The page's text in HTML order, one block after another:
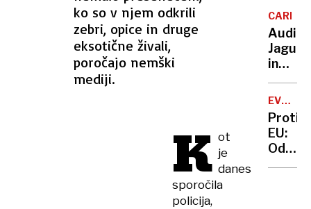
ko so v njem odkrili
zebri, opice in druge
eksotične živali,
poročajo nemški
mediji.
K ot
je
danes
sporočila
policija,
CARINE
Audi,
Jaguar
in
Land
Rover
izvoz
v
ZDA
UNIJA-
ZDA
EU:
carine